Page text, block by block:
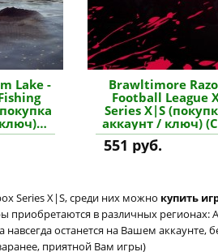
Lake -
Brawltimore
Football League
Series X|S
аккаунт / ключ)
551 руб.
Series X|S, среди них можно купить
приобретаются в различных
навсегда останется на Вашем аккаунте,
приятной Вам игры)